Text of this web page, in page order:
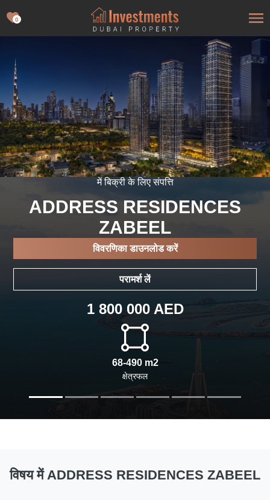
0
में बिक्री के लिए संपत्ति
ADDRESS RESIDENCES
ZABEEL
विवरणिका डाउनलोड करें
परामर्श लें
1 800 000 AED
68-490 m2
क्षेत्रफल
विषय में ADDRESS RESIDENCES ZABEEL